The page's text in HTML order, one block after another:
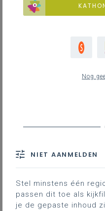
Nog
NIET AANMELDEN
Stel minstens één
passen dit toe als
je de gepaste inhoud